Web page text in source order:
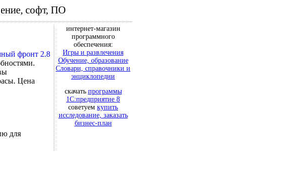
софт, ПО
Цена
для
интернет-магазин
программного
обеспечения:
Игры и развлечения
Обучение, образование
Словари, справочники и
энциклопедии
скачать программы
1С:предприятие 8
советуем купить
исследование, заказать
бизнес-план